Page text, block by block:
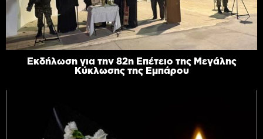
Εκδήλωση για την 82η Επέτειο της Μεγάλης
Κύκλωσης της Εμπάρου